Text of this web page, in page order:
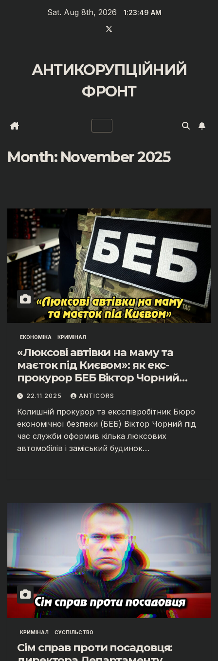
Sat. Aug 8th, 2026 1:23:50 AM
АНТИКОРУПЦІЙНИЙ
ФРОНТ
Month: November 2025
ЕКОНОМІКА КРИМІНАЛ
«Люксові автівки на маму та
маєток під Києвом»: як екс-
прокурор БЕБ Віктор Чорний
приховував майно
22.11.2025 ANTICORS
Колишній прокурор та ексспівробітник Бюро
економічної безпеки (БЕБ) Віктор Чорний під
час служби оформив кілька люксових
автомобілів і заміський будинок…
КРИМІНАЛ СУСПІЛЬСТВО
Сім справ проти посадовця: